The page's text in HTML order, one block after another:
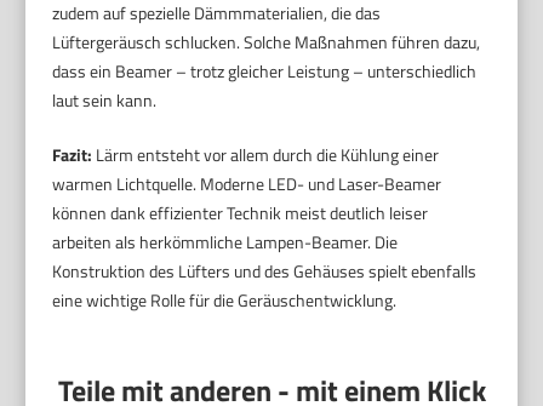
zudem auf spezielle Dämmmaterialien, die das
Lüftergeräusch schlucken. Solche Maßnahmen führen dazu,
dass ein Beamer – trotz gleicher Leistung – unterschiedlich
laut sein kann.
Fazit: Lärm entsteht vor allem durch die Kühlung einer
warmen Lichtquelle. Moderne LED- und Laser-Beamer
können dank effizienter Technik meist deutlich leiser
arbeiten als herkömmliche Lampen-Beamer. Die
Konstruktion des Lüfters und des Gehäuses spielt ebenfalls
eine wichtige Rolle für die Geräuschentwicklung.